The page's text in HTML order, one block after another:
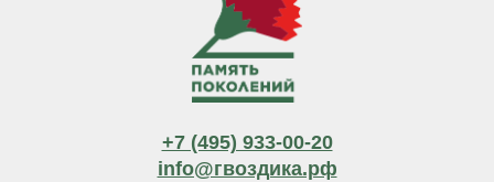
+7 (495) 933-00-20
info@гвоздика.рф